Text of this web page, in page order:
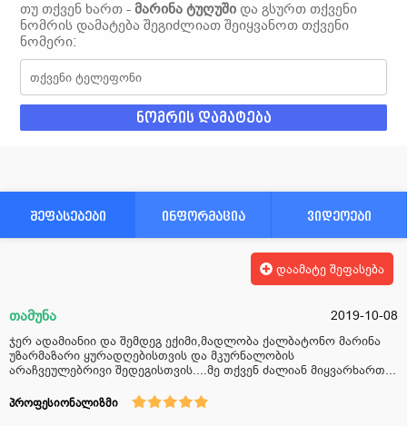
თუ თქვენ ხართ -მარინა ტუღუშიდა გსურთ თქვენი
ნომრის დამატება შეგიძლიათ შეიყვანოთ თქვენი
ნომერი:
შეფასებები ინფორმაცია ვიდეოები
დაამატე შეფასება
თამუნა
2019-10-08
ჯერ ადამიანიი და შემდეგ ექიმი,მადლობა ქალბატონო მარინა
უზარმაზარი ყურადღებისთვის და მკურნალობის
არაჩვეულებრივი შედეგისთვის....მე თქვენ ძალიან მიყვარხართ...
პროფესიონალიზმი